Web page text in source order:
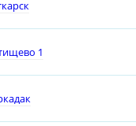
1